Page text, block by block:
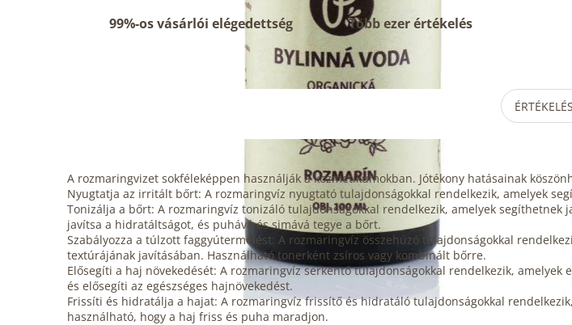
99%-os vásárlói elégedettség Több ezer értékelés
ÉRTÉKELÉS
A rozmaringvizet sokféleképpen használják a kozmetikumokban. Jótékony hatásainak
Nyugtatja az irritált bőrt: A rozmaringvíz nyugtató tulajdonságokkal rendelkezik, amelyek
Tonizálja a bőrt: A rozmaringvíz tonizáló tulajdonságokkal rendelkezik, amelyek
javítsa a hidratáltságot, és puhává és simává tegye a bőrt.
Szabályozza a túlzott faggyútermelést: A rozmaringvíz összehúzó tulajdonságokkal
textúrájának javításában. Használható tonerként zsíros vagy kombinált bőrre.
Elősegíti a haj növekedését: A rozmaringvíz serkentő tulajdonságokkal rendelkezik,
és elősegíti az egészséges hajnövekedést.
Frissíti és hidratálja a hajat: A rozmaringvíz frissítő és hidratáló tulajdonságokkal
használható, hogy a haj friss és puha maradjon.